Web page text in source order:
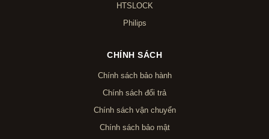
HTSLOCK
Philips
CHÍNH SÁCH
Chính sách bảo hành
Chính sách đổi trả
Chính sách vận chuyển
Chính sách bảo mật